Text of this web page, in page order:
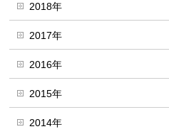
2018年
2017年
2016年
2015年
2014年